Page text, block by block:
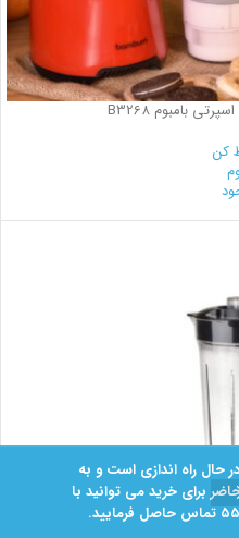
حال راه اندازی است و به
برای خرید می توانید با
کن